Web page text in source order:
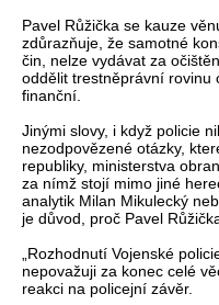
Pavel Růžička se kauze
zdůrazňuje, že samotné
čin, nelze vydávat za
oddělit trestněprávní rovinu
finanční.
Jinými slovy, i když policie
nezodpovězené otázky,
republiky, ministerstva
za nímž stojí mimo jiné
analytik Milan Mikulecký
je důvod, proč Pavel
„Rozhodnutí Vojenské
nepovažuji za konec celé
reakci na policejní závěr.